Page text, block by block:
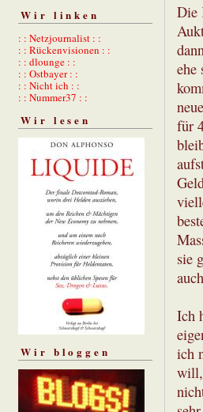
Wir linken
: : Netzjournalist : :
: : Rückenvisionen : :
: : dlounge : :
: : Ostbayer : :
: : Nicht ich : :
: : Nummer37 : :
Wir lesen
Wir bloggen
Die
ehe
für
sie
Ich
ich
will,